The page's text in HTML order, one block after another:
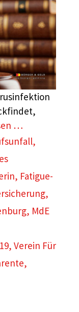
…
,
, Fatigue-
,
, MdE
, Verein Für
,